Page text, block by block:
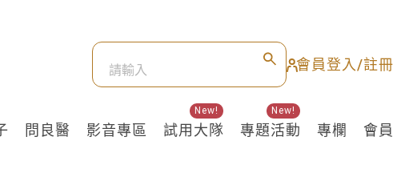
會員登入/註冊
問良醫 影音專區 試用大隊
New!
專題活動
New!
專欄 會員